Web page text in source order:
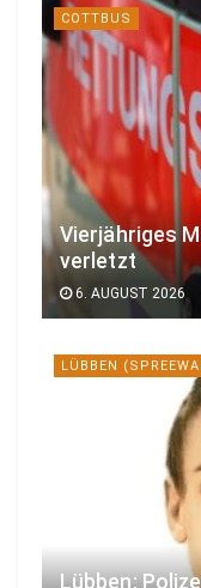
COTTBUS
Vierjähriges
verletzt
6. AUGUST 2026
LÜBBEN
Lübben: